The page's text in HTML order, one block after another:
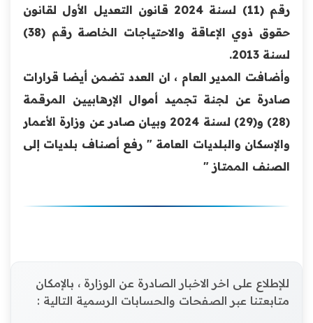
رقم (11) لسنة 2024 قانون التعديل الأول لقانون
حقوق ذوي الإعاقة والاحتياجات الخاصة رقم (38)
لسنة 2013.
وأضافت المدير العام ، ان العدد تضمن أيضا قرارات
صادرة عن لجنة تجميد أموال الإرهابيين المرقمة
(28) و(29) لسنة 2024 وبيان صادر عن وزارة الأعمار
والإسكان والبلديات العامة " رفع أصناف بلديات إلى
الصنف الممتاز "
للإطلاع على اخر الاخبار الصادرة عن الوزارة ، بالإمكان
متابعتنا عبر الصفحات والحسابات الرسمية التالية :